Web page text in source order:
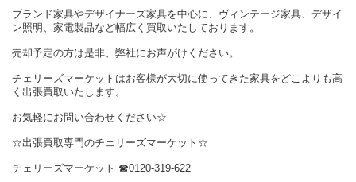
ブランド家具やデザイナーズ家具を中心に、ヴィンテージ家具、デザイ
ン照明、家電製品など幅広く買取いたしております。
売却予定の方は是非、弊社にお声がけください。
チェリーズマーケットはお客様が大切に使ってきた家具をどこよりも高
く出張買取いたします。
お気軽にお問い合わせください☆
☆出張買取専門のチェリーズマーケット☆
チェリーズマーケット ☎︎0120-319-622